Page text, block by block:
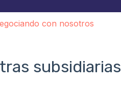
con nosotros
subsidiarias